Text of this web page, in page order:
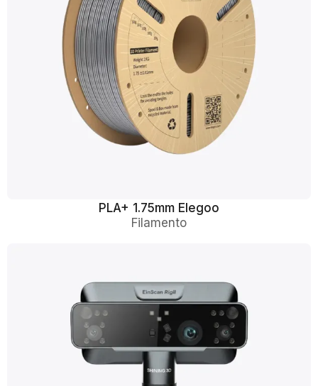
PLA+ 1.75mm Elegoo
Filamento